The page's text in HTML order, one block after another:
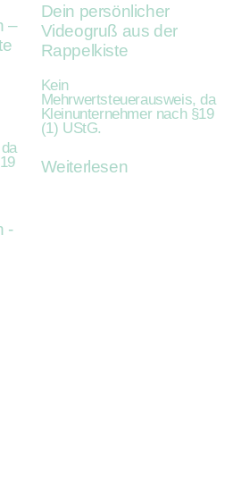
–
-
Dein persönlicher
Videogruß aus der
Rappelkiste
Kein
Mehrwertsteuerausweis, da
Kleinunternehmer nach §19
(1) UStG.
Weiterlesen